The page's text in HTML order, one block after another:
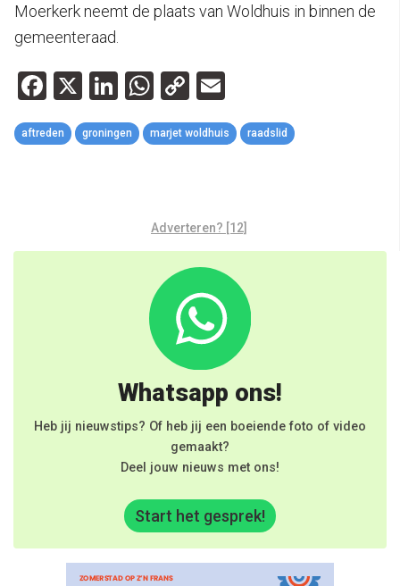
Moerkerk neemt de plaats van Woldhuis in binnen de
gemeenteraad.
Facebook
X LinkedIn
WhatsApp
Copy
Link
aftreden groningen marjet woldhuis raadslid
Adverteren? [12]
Whatsapp ons!
Heb jij nieuwstips? Of heb jij een boeiende foto of video
gemaakt?
Deel jouw nieuws met ons!
Start het gesprek!